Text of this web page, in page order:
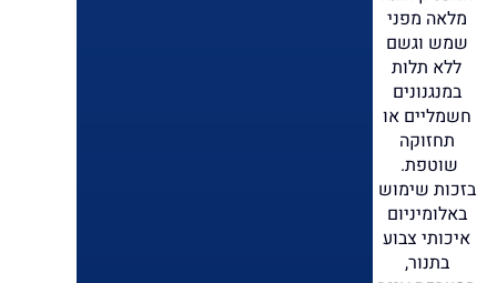
מלאה מפני
שמש וגשם
ללא תלות
במנגנונים
חשמליים או
תחזוקה
שוטפת.
בזכות שימוש
באלומיניום
איכותי צבוע
בתנור,